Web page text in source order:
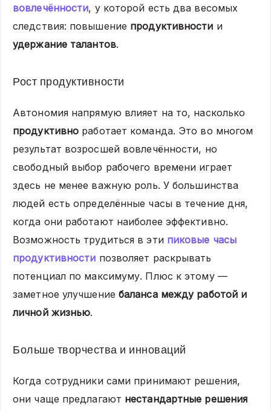
вовлечённости, у которой есть два весомых
следствия: повышение продуктивности и
удержание талантов.
Рост продуктивности
Автономия напрямую влияет на то, насколько
продуктивно работает команда. Это во многом
результат возросшей вовлечённости, но
свободный выбор рабочего времени играет
здесь не менее важную роль. У большинства
людей есть определённые часы в течение дня,
когда они работают наиболее эффективно.
Возможность трудиться в эти пиковые часы
продуктивности позволяет раскрывать
потенциал по максимуму. Плюс к этому —
заметное улучшение баланса между работой и
личной жизнью.
Больше творчества и инноваций
Когда сотрудники сами принимают решения,
они чаще предлагают нестандартные решения